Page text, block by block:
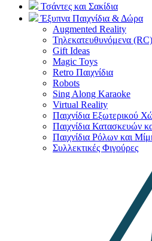
Τσάντες και Σακίδια
Έξυπνα Παιχνίδια & Δώρα
Augmented Reality
Τηλεκατευθυνόμενα (RC)
Gift Ideas
Magic Toys
Retro Παιχνίδια
Robots
Sing Along Karaoke
Virtual Reality
Παιχνίδια Εξωτερικού
Παιχνίδια Κατασκευών
Παιχνίδια Ρόλων και
Συλλεκτικές Φιγούρες